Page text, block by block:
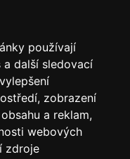
používají
další sledovací
zobrazení
a reklam,
webových
zdroje